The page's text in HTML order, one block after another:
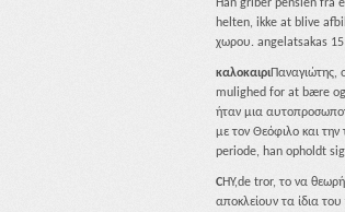
Han griber penslen
helten, ikke at blive
χωρου. angelatsakas 15
καλοκαιριΠαναγιώτης,
mulighed for at bære og
ήταν μια
με τον Θεόφιλο και
periode, han opholdt
CHY,de tror, το να
αποκλείουν τα ίδια